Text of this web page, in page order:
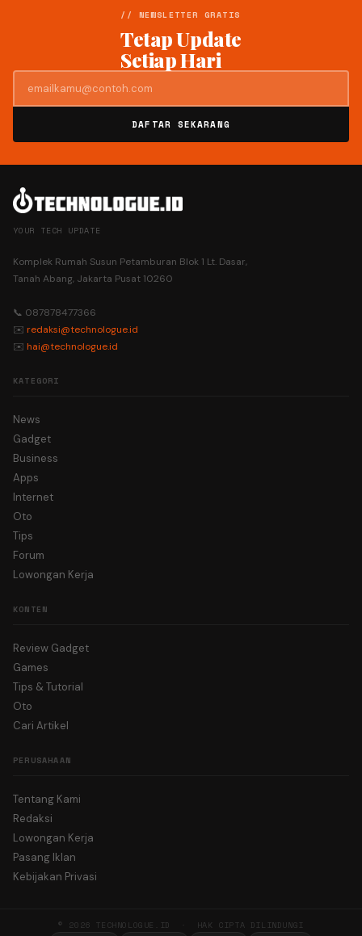
// NEWSLETTER GRATIS
Tetap Update
Setiap Hari
DAFTAR SEKARANG
YOUR TECH UPDATE
Komplek Rumah Susun Petamburan Blok 1 Lt. Dasar,
Tanah Abang, Jakarta Pusat 10260
📞 087878477366
✉️ redaksi@technologue.id
✉️ hai@technologue.id
KATEGORI
News
Gadget
Business
Apps
Internet
Oto
Tips
Forum
Lowongan Kerja
KONTEN
Review Gadget
Games
Tips & Tutorial
Oto
Cari Artikel
PERUSAHAAN
Tentang Kami
Redaksi
Lowongan Kerja
Pasang Iklan
Kebijakan Privasi
© 2026 TECHNOLOGUE.ID · HAK CIPTA DILINDUNGI